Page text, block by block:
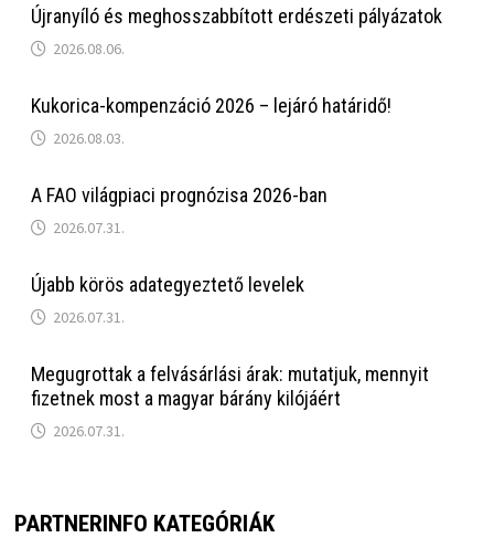
Újranyíló és meghosszabbított erdészeti pályázatok
2026.08.06.
Kukorica-kompenzáció 2026 – lejáró határidő!
2026.08.03.
A FAO világpiaci prognózisa 2026-ban
2026.07.31.
Újabb körös adategyeztető levelek
2026.07.31.
Megugrottak a felvásárlási árak: mutatjuk, mennyit
fizetnek most a magyar bárány kilójáért
2026.07.31.
PARTNERINFO KATEGÓRIÁK